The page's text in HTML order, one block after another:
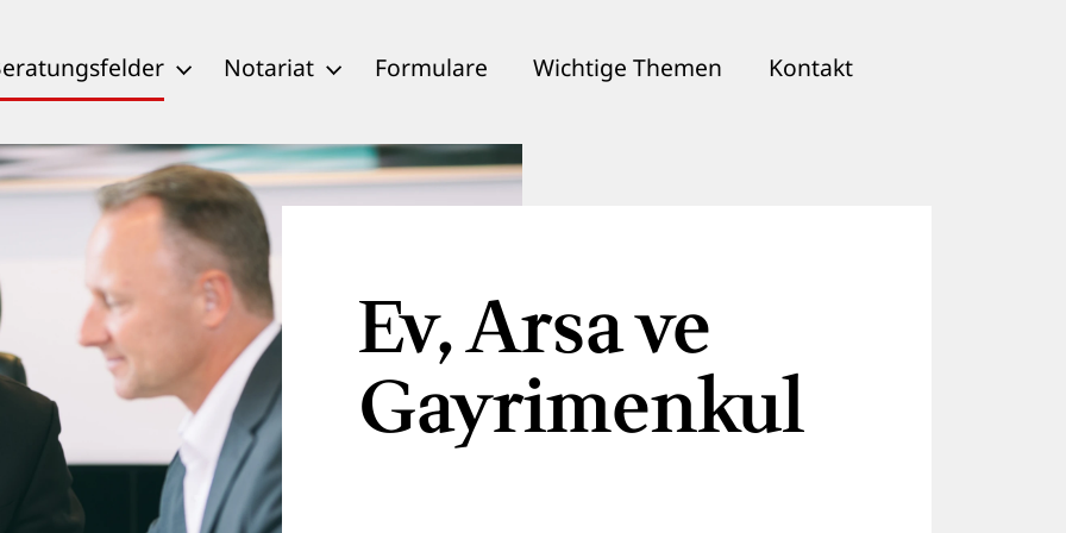
Notariat Formulare Wichtige Themen Kontakt
Ev, Arsa ve
Gayrimenkul